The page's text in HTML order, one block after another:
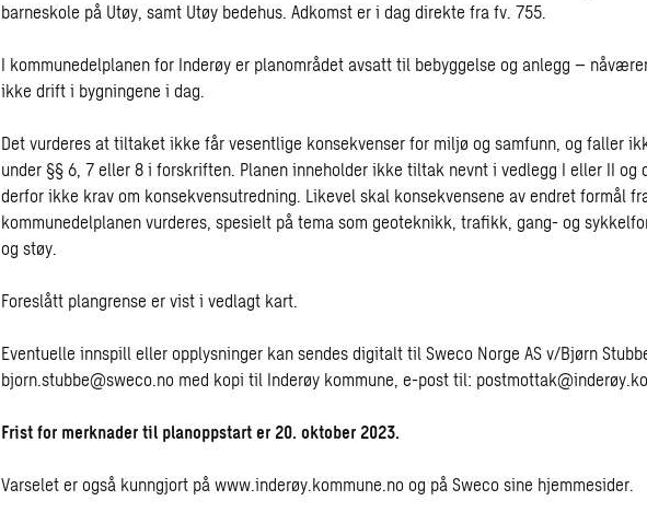
barneskole på Utøy, samt Utøy bedehus. Adkomst er i dag direkte fra fv. 755.
I kommunedelplanen for Inderøy er planområdet avsatt til bebyggelse og anlegg –
ikke drift i bygningene i dag.
Det vurderes at tiltaket ikke får vesentlige konsekvenser for miljø og samfunn, og faller
under §§ 6, 7 eller 8 i forskriften. Planen inneholder ikke tiltak nevnt i vedlegg I eller II og
derfor ikke krav om konsekvensutredning. Likevel skal konsekvensene av endret formål
kommunedelplanen vurderes, spesielt på tema som geoteknikk, trafikk, gang- og
og støy.
Foreslått plangrense er vist i vedlagt kart.
Eventuelle innspill eller opplysninger kan sendes digitalt til Sweco Norge AS v/Bjørn
bjorn.stubbe@sweco.no med kopi til Inderøy kommune, e-post til:
Frist for merknader til planoppstart er 20. oktober 2023.
Varselet er også kunngjort på www.inderøy.kommune.no og på Sweco sine hjemmesider.